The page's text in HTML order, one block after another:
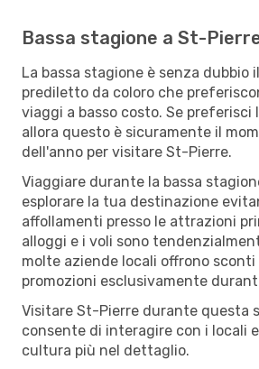
Bassa stagione a St-
La bassa stagione è senza dubbio
prediletto da coloro che
viaggi a basso costo. Se
allora questo è sicuramente il
dell'anno per visitare St-Pierre.
Viaggiare durante la bassa
esplorare la tua destinazione
affollamenti presso le attrazioni
alloggi e i voli sono
molte aziende locali offrono sconti
promozioni esclusivamente
Visitare St-Pierre durante questa
consente di interagire con i locali
cultura più nel dettaglio.